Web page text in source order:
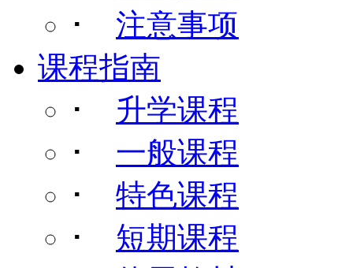
･ 注意事项
课程指南
･ 升学课程
･ 一般课程
･ 特色课程
･ 短期课程